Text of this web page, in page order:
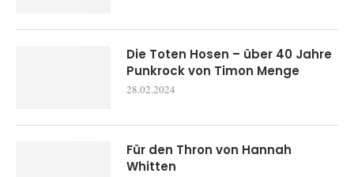
Die Toten Hosen – über 40 Jahre
Punkrock von Timon Menge
28.02.2024
Für den Thron von Hannah
Whitten